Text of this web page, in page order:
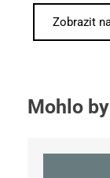
Zobrazit
Mohlo